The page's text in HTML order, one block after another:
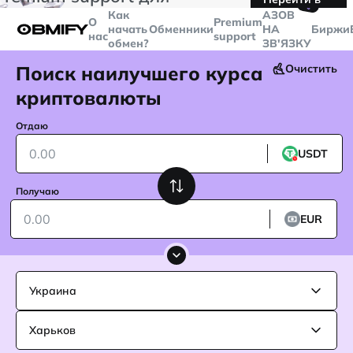
больше
$5000
Telegram
О
нас
Как
начать
обмен?
ОбменникиPremium
support
🤙
AЗОВ
НА
ЗВ'ЯЗКУ
Биржи
Поиск наилучшего курса
криптовалюты
Очистить
Отдаю
USDT
Получаю
EUR
Украина
Харьков